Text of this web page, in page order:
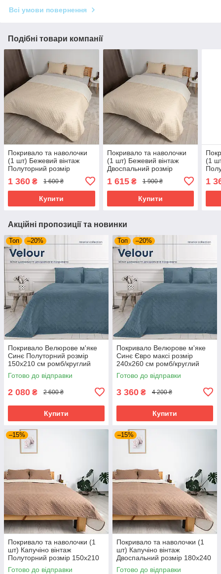
Всі умови повернення
Подібні товари компанії
Покривало та наволочки
(1 шт) Бежевий вінтаж
Полуторний розмір
1 360 ₴ 1 600 ₴
Купити
Покривало та наволочки
(1 шт) Бежевий вінтаж
Двоспальний розмір
1 615₴ 1 900 ₴
Купити
(1
1
Акційні пропозиції та новинки
Топ –20%
Покривало Велюрове м'яке
Синє Полуторний розмір
150х210 см ромб/круглий
Готово до відправки
2 080 ₴ 2 600 ₴
Купити
Топ –20%
Покривало Велюрове м'яке
Синє Євро максі розмір
240х260 см ромб/круглий
Готово до відправки
3 360 ₴ 4 200 ₴
Купити
–15%
Покривало та наволочки (1
шт) Капучіно вінтаж
Полуторний розмір 150х210
см
Готово до відправки
–15%
Покривало та наволочки (1
шт) Капучіно вінтаж
Двоспальний розмір 180х240
см
Готово до відправки